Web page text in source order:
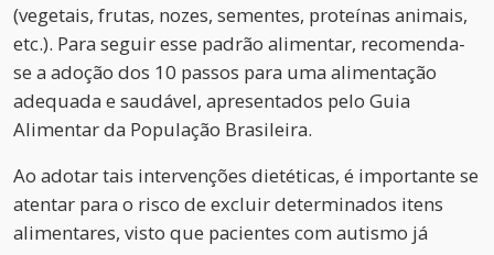
(vegetais, frutas, nozes, sementes, proteínas animais,
etc.). Para seguir esse padrão alimentar, recomenda-
se a adoção dos 10 passos para uma alimentação
adequada e saudável, apresentados pelo Guia
Alimentar da População Brasileira.
Ao adotar tais intervenções dietéticas, é importante se
atentar para o risco de excluir determinados itens
alimentares, visto que pacientes com autismo já